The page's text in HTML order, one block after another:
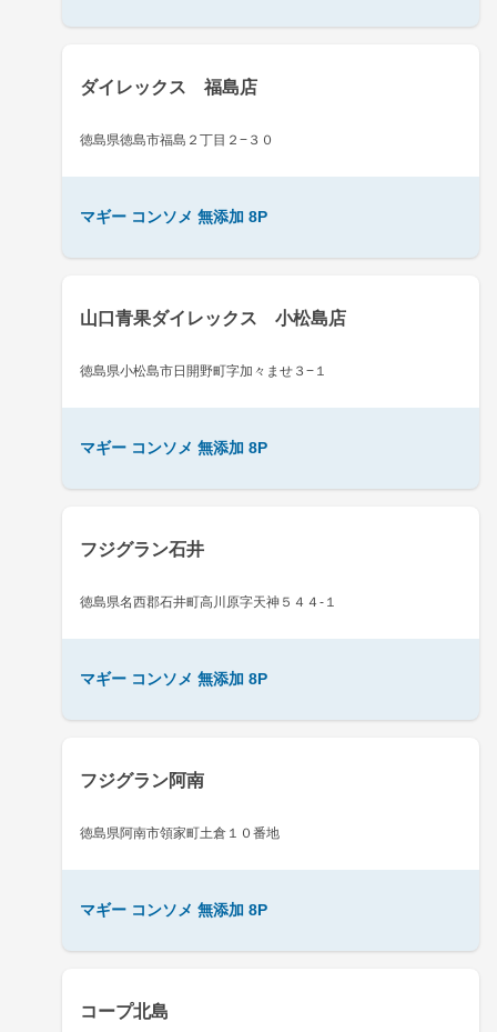
ダイレックス 福島店
徳島県徳島市福島２丁目２−３０
マギー コンソメ 無添加 8P
山口青果ダイレックス 小松島店
徳島県小松島市日開野町字加々ませ３−１
マギー コンソメ 無添加 8P
フジグラン石井
徳島県名西郡石井町高川原字天神５４４-１
マギー コンソメ 無添加 8P
フジグラン阿南
徳島県阿南市領家町土倉１０番地
マギー コンソメ 無添加 8P
コープ北島